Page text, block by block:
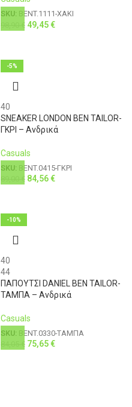
SKU: BENT.1111-ΧΑΚΙ
€ 49,45€
-5%
40
SNEAKER LONDON BEN TAILOR-
ΓΚΡΙ – Ανδρικά
Casuals
SKU: BENT.0415-ΓΚΡΙ
€ 84,56€
-10%
40
44
ΠΑΠΟΥΤΣΙ DANIEL BEN TAILOR-
ΤΑΜΠΑ – Ανδρικά
Casuals
SKU: BENT.0330-ΤΑΜΠΑ
€ 75,65€